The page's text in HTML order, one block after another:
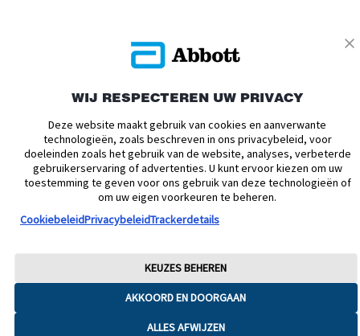
Verklaring inzake Dataverordening
Cookie Voorkeursinstellingen
© 2026 Abbott. Alle rechten voorbehouden. Libre, het vlinder logo, de vorm
intellectueel eigendom van Abbott. Android en Google Play zijn
handelsmerken van Google LLC. iPhone en App Store zijn handelsmerken
van Apple Inc. Andere handelsmerken zijn eigendom van hun
respectievelijke eigenaren. Afbeeldingen zijn enkel ter illustratie. Het betreft
geen echte patiënt of zorgverlener. Deze informatie is enkel bedoeld voor
inwoners van Nederland. ADC-76851 v8
WIJ RESPECTEREN UW PRIVACY
Deze website maakt gebruik van cookies en aanverwante
technologieën, zoals beschreven in ons privacybeleid, voor
doeleinden zoals het gebruik van de website, analyses, verbeterde
gebruikerservaring of advertenties. U kunt ervoor kiezen om uw
toestemming te geven voor ons gebruik van deze technologieën of
om uw eigen voorkeuren te beheren.
CookiebeleidPrivacybeleidTrackerdetails
AKKOORD EN DOORGAAN
ALLES AFWIJZEN
KEUZES BEHEREN